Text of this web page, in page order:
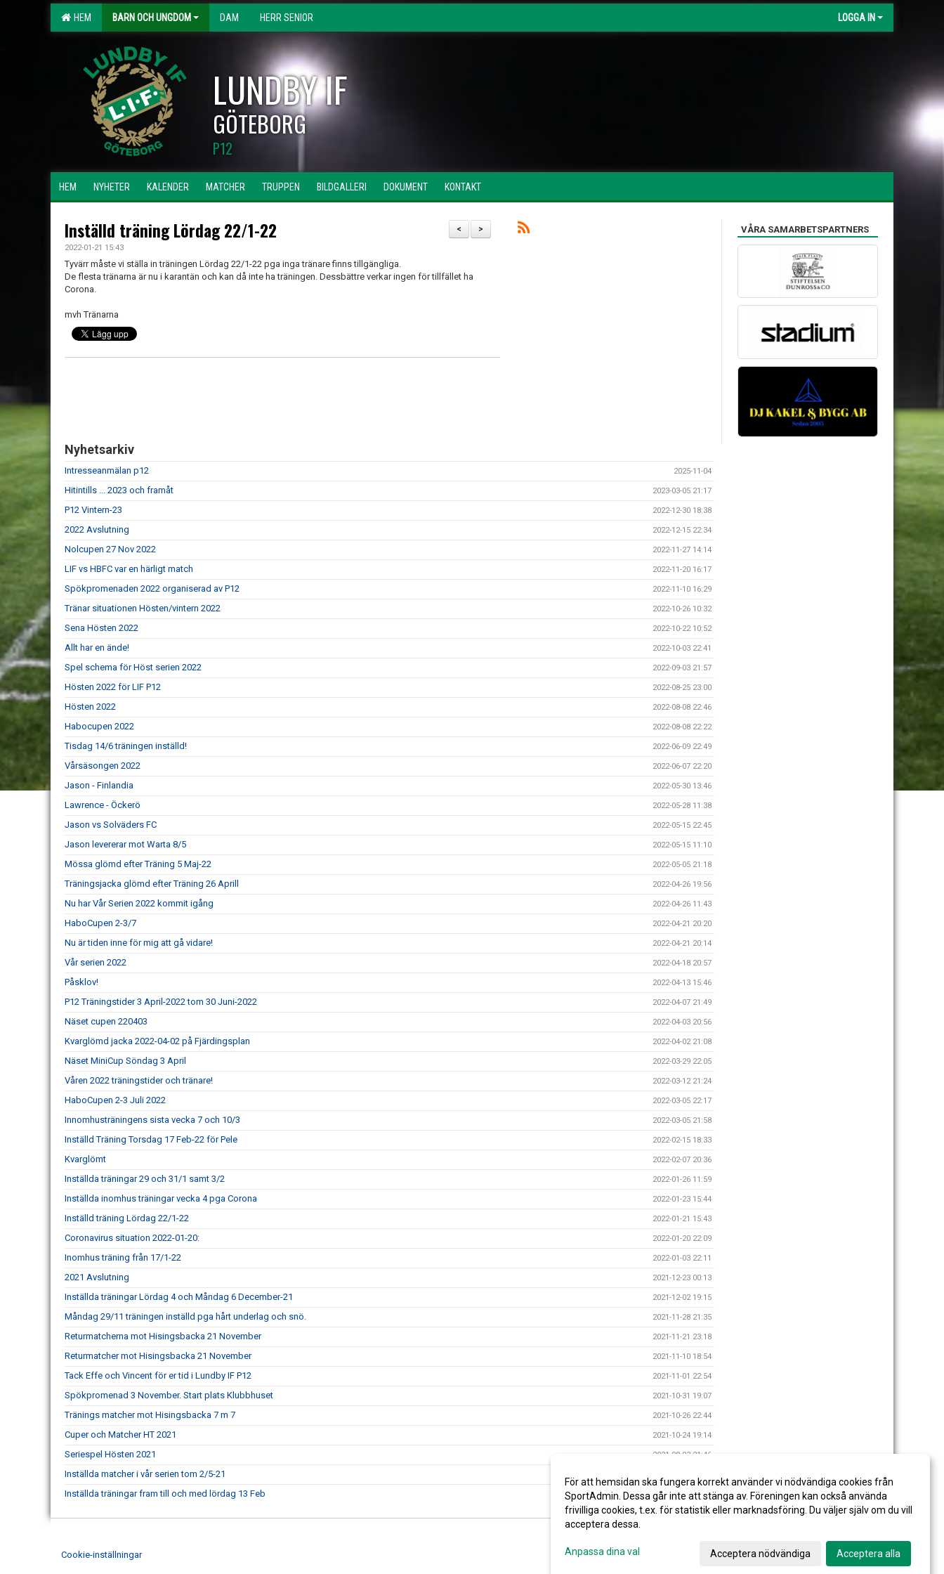
HEM BARN OCH UNGDOM DAM HERR SENIOR LOGGA IN
LUNDBY IF
GÖTEBORG
P12
HEM NYHETER KALENDER MATCHER TRUPPEN BILDGALLERI DOKUMENT KONTAKT
>
<
Inställd träning Lördag 22/1-22
2022-01-21 15:43
Tyvärr måste vi ställa in träningen Lördag 22/1-22 pga inga tränare finns tillgängliga.
De flesta tränarna är nu i karantän och kan då inte ha träningen. Dessbättre verkar ingen för tillfället ha
Corona.
mvh Tränarna
Nyhetsarkiv
Intresseanmälan p12 2025-11-04
Hitintills ... 2023 och framåt 2023-03-05 21:17
P12 Vintern-23 2022-12-30 18:38
2022 Avslutning 2022-12-15 22:34
Nolcupen 27 Nov 2022 2022-11-27 14:14
LIF vs HBFC var en härligt match 2022-11-20 16:17
Spökpromenaden 2022 organiserad av P12 2022-11-10 16:29
Tränar situationen Hösten/vintern 2022 2022-10-26 10:32
Sena Hösten 2022 2022-10-22 10:52
Allt har en ände! 2022-10-03 22:41
Spel schema för Höst serien 2022 2022-09-03 21:57
Hösten 2022 för LIF P12 2022-08-25 23:00
Hösten 2022 2022-08-08 22:46
Habocupen 2022 2022-08-08 22:22
Tisdag 14/6 träningen inställd! 2022-06-09 22:49
Vårsäsongen 2022 2022-06-07 22:20
Jason - Finlandia 2022-05-30 13:46
Lawrence - Öckerö 2022-05-28 11:38
Jason vs Solväders FC 2022-05-15 22:45
Jason levererar mot Warta 8/5 2022-05-15 11:10
Mössa glömd efter Träning 5 Maj-22 2022-05-05 21:18
Träningsjacka glömd efter Träning 26 Aprill 2022-04-26 19:56
Nu har Vår Serien 2022 kommit igång 2022-04-26 11:43
HaboCupen 2-3/7 2022-04-21 20:20
Nu är tiden inne för mig att gå vidare! 2022-04-21 20:14
Vår serien 2022 2022-04-18 20:57
Påsklov! 2022-04-13 15:46
P12 Träningstider 3 April-2022 tom 30 Juni-2022 2022-04-07 21:49
Näset cupen 220403 2022-04-03 20:56
Kvarglömd jacka 2022-04-02 på Fjärdingsplan 2022-04-02 21:08
Näset MiniCup Söndag 3 April 2022-03-29 22:05
Våren 2022 träningstider och tränare! 2022-03-12 21:24
HaboCupen 2-3 Juli 2022 2022-03-05 22:17
Innomhusträningens sista vecka 7 och 10/3 2022-03-05 21:58
Inställd Träning Torsdag 17 Feb-22 för Pele 2022-02-15 18:33
Kvarglömt 2022-02-07 20:36
Inställda träningar 29 och 31/1 samt 3/2 2022-01-26 11:59
Inställda inomhus träningar vecka 4 pga Corona 2022-01-23 15:44
Inställd träning Lördag 22/1-22 2022-01-21 15:43
Coronavirus situation 2022-01-20: 2022-01-20 22:09
Inomhus träning från 17/1-22 2022-01-03 22:11
2021 Avslutning 2021-12-23 00:13
Inställda träningar Lördag 4 och Måndag 6 December-21 2021-12-02 19:15
Måndag 29/11 träningen inställd pga hårt underlag och snö. 2021-11-28 21:35
Returmatcherna mot Hisingsbacka 21 November 2021-11-21 23:18
Returmatcher mot Hisingsbacka 21 November 2021-11-10 18:54
Tack Effe och Vincent för er tid i Lundby IF P12 2021-11-01 22:54
Spökpromenad 3 November. Start plats Klubbhuset 2021-10-31 19:07
Tränings matcher mot Hisingsbacka 7 m 7 2021-10-26 22:44
Cuper och Matcher HT 2021 2021-10-24 19:14
Seriespel Hösten 2021 2021-08-03 21:46
Inställda matcher i vår serien tom 2/5-21
Inställda träningar fram till och med lördag 13 Feb 2021-02-05 07:24
VÅRA SAMARBETSPARTNERS
Cookie-inställningar
För att hemsidan ska fungera korrekt använder vi nödvändiga cookies från
SportAdmin. Dessa går inte att stänga av. Föreningen kan också använda
frivilliga cookies, t.ex. för statistik eller marknadsföring. Du väljer själv om du vill
acceptera dessa.
Anpassa dina val Acceptera nödvändiga Acceptera alla